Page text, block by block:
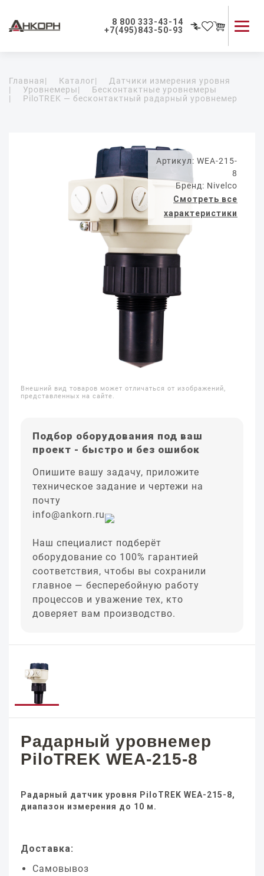
8 800 333-43-14
+7(495)843-50-93
Применение приборов
Как мы работаем
Главная| Каталог|
Датчики измерения уровня
|
Уровнемеры|
Бесконтактные уровнемеры
|
PiloTREK — бесконтактный радарный уровнемер
Артикул: WEA-215-
8
Бренд: Nivelco
Смотреть все
характеристики
Внешний вид товаров может отличаться от изображений,
представленных на сайте.
Подбор оборудования под ваш
проект - быстро и без ошибок
Опишите вашу задачу, приложите
техническое задание и чертежи на
почту
info@ankorn.ru
Наш специалист подберёт
оборудование со 100% гарантией
соответствия, чтобы вы сохранили
главное — бесперебойную работу
процессов и уважение тех, кто
доверяет вам производство.
Радарный уровнемер
PiloTREK WEA-215-8
Радарный датчик уровня PiloTREK WEA-215-8,
диапазон измерения до 10 м.
Доставка:
Самовывоз